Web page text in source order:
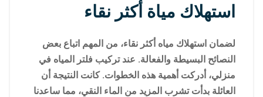
استهلاك مياة أكثر نقاء
لضمان استهلاك مياه أكثر نقاء، من المهم اتباع بعض
النصائح البسيطة والفعالة. عند تركيب فلتر المياه في
منزلي، أدركت أهمية هذه الخطوات. كانت النتيجة أن
العائلة بدأت تشرب المزيد من الماء النقي، مما ساعدنا